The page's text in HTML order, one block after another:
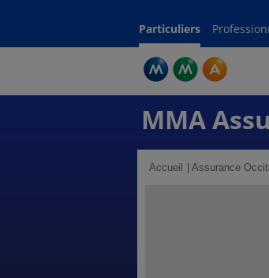
Particuliers
MMA
Accueil Assurance